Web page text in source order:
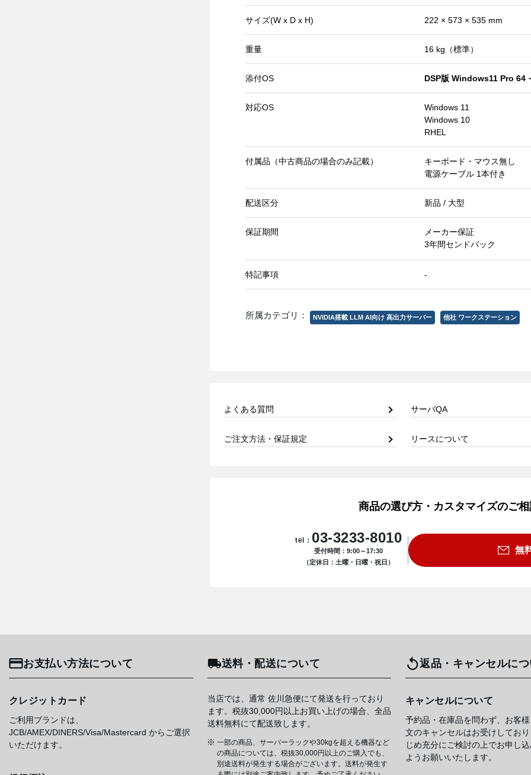
サイズ(W x D x H) 222 × 573 × 535 mm
重量 16 kg（標準）
添付OS DSP版 Windows11 Pro 64
対応OS
Windows 11
Windows 10
RHEL
付属品（中古商品の場合のみ記載）
キーボード・マウス無し
電源ケーブル 1本付き
配送区分 新品 / 大型
保証期間
メーカー保証
3年間センドバック
特記事項 -
所属カテゴリ： NVIDIA搭載 LLM AI向け 高出力サーバー 他社 ワークステーション
よくある質問 サーバQA
ご注文方法・保証規定 リースについて
商品の選び方・カスタマイズのご
tel： 03-3233-8010
受付時間：9:00～17:30
（定休日：土曜・日曜・祝日）
無
お支払い方法について
クレジットカード
ご利用ブランドは、
JCB/AMEX/DINERS/Visa/Mastercard からご選択
いただけます。
送料・配送について
当店では、通常 佐川急便にて発送を行っており
ます。税抜30,000円以上お買い上げの場合、全品
送料無料にて配送致します。
一部の商品、サーバーラックや30kgを超える機器など
の商品については、税抜30,000円以上のご購入でも、
別途送料が発生する場合がございます。送料が発生す
返品・キャンセルに
キャンセルについて
予約品・在庫品を問わず、お客
文のキャンセルはお受けしてお
じめ充分にご検討の上でお申し
ようお願いいたします。